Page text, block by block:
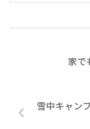
家で
雪中キャン